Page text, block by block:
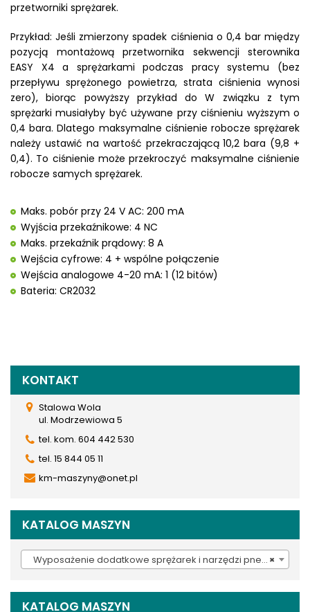
przetworniki sprężarek.
Przykład: Jeśli zmierzony spadek ciśnienia o 0,4 bar między
pozycją montażową przetwornika sekwencji sterownika
EASY X4 a sprężarkami podczas pracy systemu (bez
przepływu sprężonego powietrza, strata ciśnienia wynosi
zero), biorąc powyższy przykład do W związku z tym
sprężarki musiałyby być używane przy ciśnieniu wyższym o
0,4 bara. Dlatego maksymalne ciśnienie robocze sprężarek
należy ustawić na wartość przekraczającą 10,2 bara (9,8 +
0,4). To ciśnienie może przekroczyć maksymalne ciśnienie
robocze samych sprężarek.
Maks. pobór przy 24 V AC: 200 mA
Wyjścia przekaźnikowe: 4 NC
Maks. przekaźnik prądowy: 8 A
Wejścia cyfrowe: 4 + wspólne połączenie
Wejścia analogowe 4-20 mA: 1 (12 bitów)
Bateria: CR2032
KONTAKT
Stalowa Wola
ul. Modrzewiowa 5
tel. kom. 604 442 530
tel. 15 844 05 11
km-maszyny@onet.pl
KATALOG MASZYN
×
Wyposażenie dodatkowe sprężarek i narzędzi pneumatycznych (380)
KATALOG MASZYN